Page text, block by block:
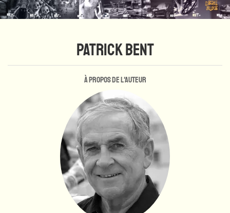
PATRICK BENT
À propos de l'auteur